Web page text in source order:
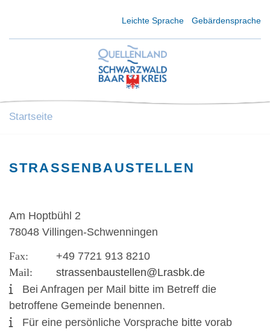
Leichte Sprache Gebärdensprache
Startseite
STRASSENBAUSTELLEN
Am Hoptbühl 2
78048 Villingen-Schwenningen
+49 7721 913 8210
strassenbaustellen@Lrasbk.de
Bei Anfragen per Mail bitte im Betreff die
betroffene Gemeinde benennen.
Für eine persönliche Vorsprache bitte vorab